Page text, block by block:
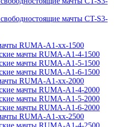
мачты CT-S3-
RUMA-A1-xx-1500
мачты RUMA-A1-4-1500
мачты RUMA-A1-5-1500
мачты RUMA-A1-6-1500
RUMA-A1-xx-2000
мачты RUMA-A1-4-2000
мачты RUMA-A1-5-2000
мачты RUMA-A1-6-2000
RUMA-A1-xx-2500
мачты RUMA-A1-4-2500